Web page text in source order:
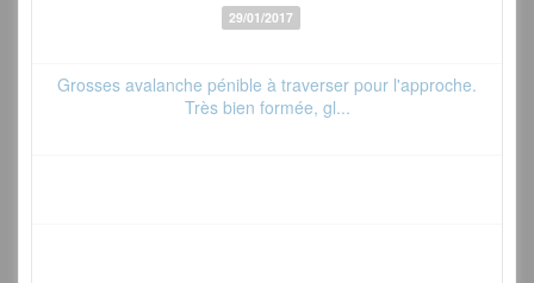
29/01/2017
Grosses avalanche pénible à traverser pour l'approche.
Très bien formée, gl...